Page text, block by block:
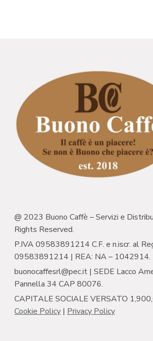
@ 2023 Buono Caffè – Servizi e
Rights Reserved.
P.IVA 09583891214 C.F. e n.iscr. al
09583891214 | REA: NA – 1042914.
buonocaffesrl@pec.it | SEDE Lacco
Pannella 34 CAP 80076.
CAPITALE SOCIALE VERSATO
Cookie Policy | Privacy Policy